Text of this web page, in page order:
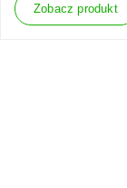
Zobacz produkt